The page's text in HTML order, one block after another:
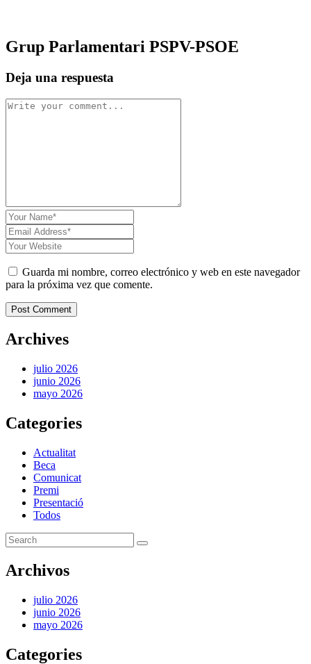
Grup Parlamentari PSPV-PSOE
Deja una respuesta
Guarda mi nombre, correo electrónico y web en este navegador
para la próxima vez que comente.
Post Comment
Archives
julio 2026
junio 2026
mayo 2026
Categories
Actualitat
Beca
Comunicat
Premi
Presentació
Todos
Archivos
julio 2026
junio 2026
mayo 2026
Categories